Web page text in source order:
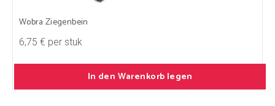
Wobra Ziegenbein
6,75 € per stuk
In den Warenkorb legen